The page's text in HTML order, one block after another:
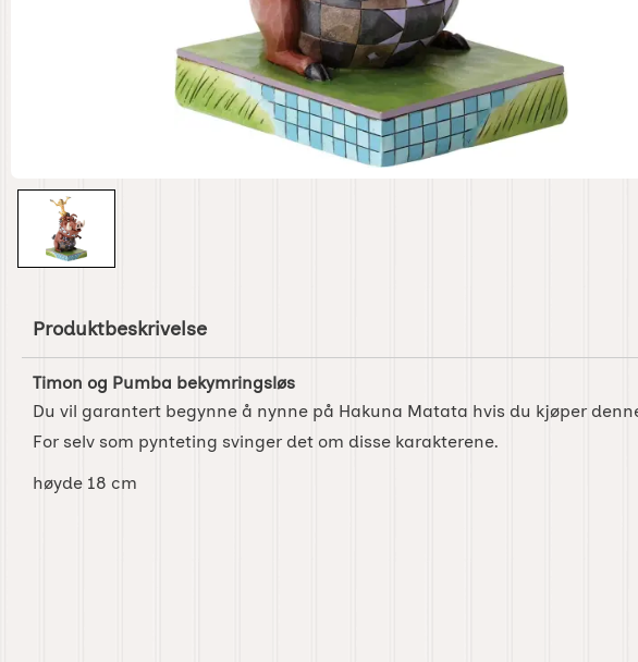
Produktbeskrivelse
Timon og Pumba bekymringsløs
Du vil garantert begynne å nynne på Hakuna Matata hvis du kjøper
For selv som pynteting svinger det om disse karakterene.
høyde 18 cm